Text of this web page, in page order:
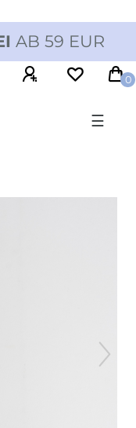
AB 59 EUR
0
☰